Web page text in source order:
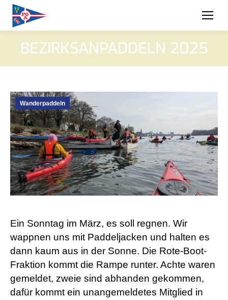
BEZIRKSANPADDELN 2025
Wanderpaddeln
Ein Sonntag im März, es soll regnen. Wir
wappnen uns mit Paddeljacken und halten es
dann kaum aus in der Sonne. Die Rote-Boot-
Fraktion kommt die Rampe runter. Achte waren
gemeldet, zweie sind abhanden gekommen,
dafür kommt ein unangemeldetes Mitglied in